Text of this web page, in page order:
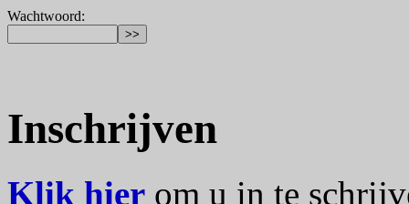
Wachtwoord:
Inschrijven
Klik hier om u in te